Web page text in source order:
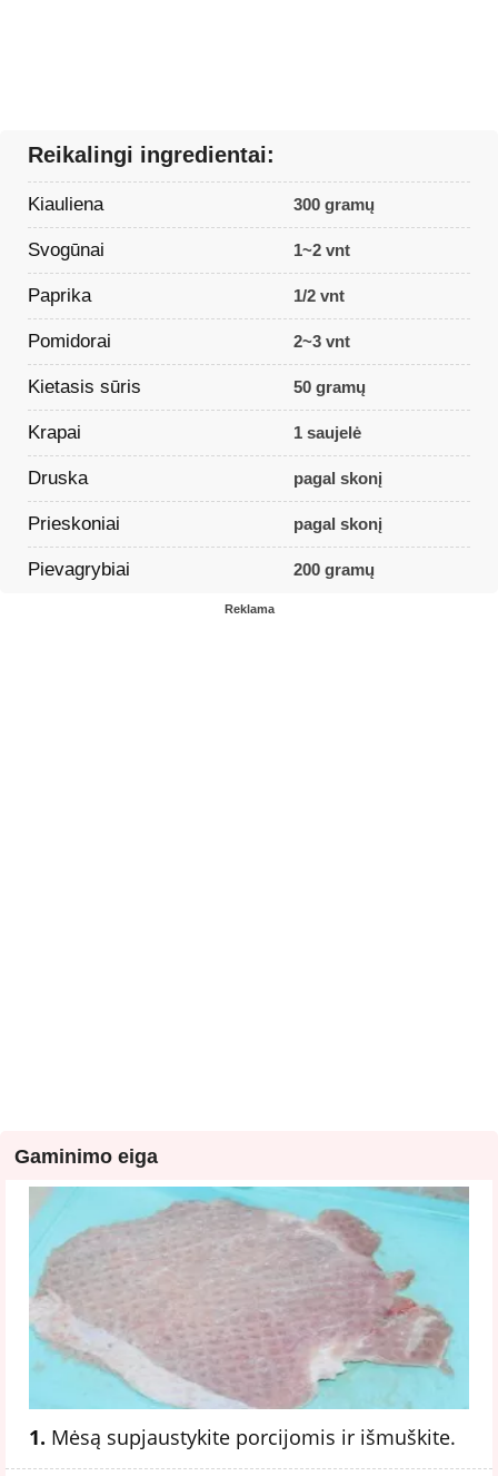
Reikalingi ingredientai:
Kiauliena 300 gramų
Svogūnai 1~2 vnt
Paprika 1/2 vnt
Pomidorai 2~3 vnt
Kietasis sūris 50 gramų
Krapai 1 saujelė
Druska pagal skonį
Prieskoniai pagal skonį
Pievagrybiai 200 gramų
Reklama
Gaminimo eiga
1. Mėsą supjaustykite porcijomis ir išmuškite.